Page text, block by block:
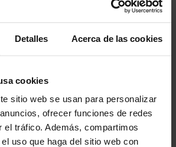
Detalles Acerca de las cookies
cookies
sitio web se usan para personalizar
ofrecer funciones de redes
el tráfico. Además, compartimos
uso que haga del sitio web con
Baldosas hidráulicas en
stock
Mod. MC13
LEER MÁS